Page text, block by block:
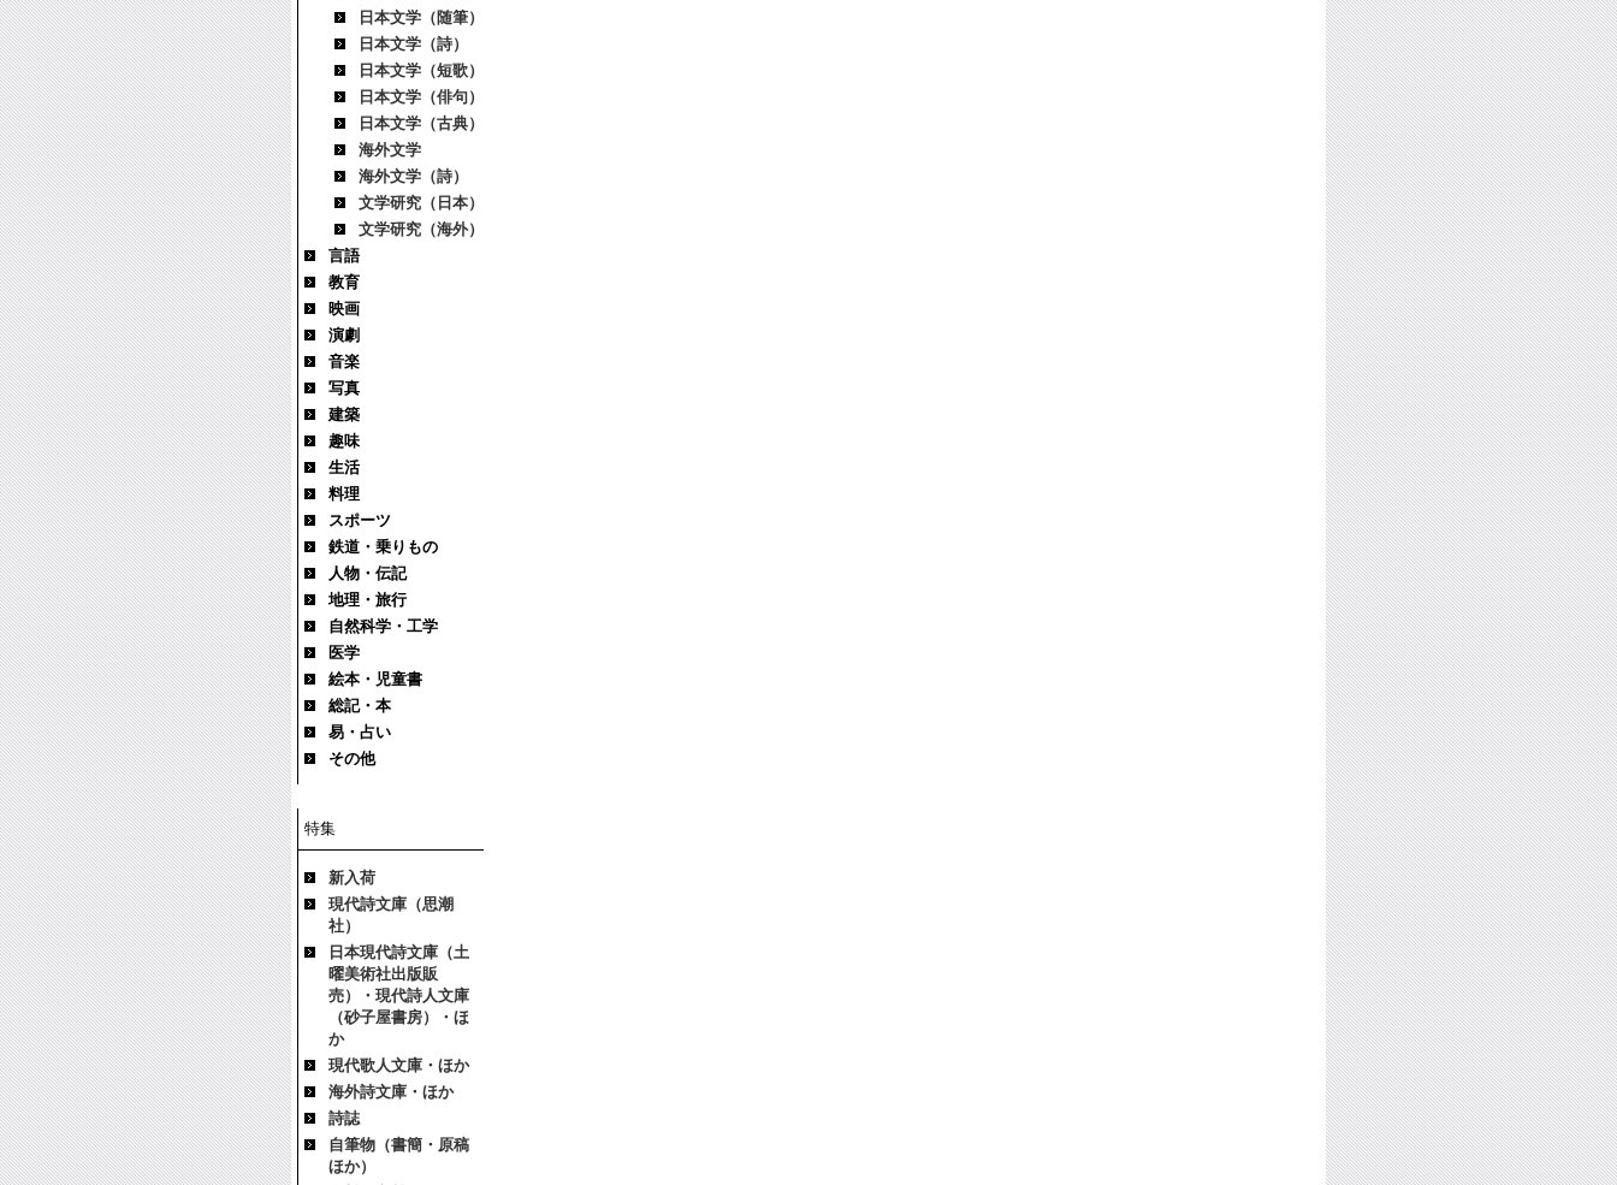
日本文学（随筆）
日本文学（詩）
日本文学（短歌）
日本文学（俳句）
日本文学（古典）
海外文学
海外文学（詩）
文学研究（日本）
文学研究（海外）
言語
教育
映画
演劇
音楽
写真
建築
趣味
生活
料理
スポーツ
鉄道・乗りもの
人物・伝記
地理・旅行
自然科学・工学
医学
絵本・児童書
総記・本
易・占い
その他
特集
新入荷
現代詩文庫（思潮
社）
日本現代詩文庫（土
曜美術社出版販
売）・現代詩人文庫
（砂子屋書房）・ほ
か
現代歌人文庫・ほか
海外詩文庫・ほか
詩誌
自筆物（書簡・原稿
ほか）